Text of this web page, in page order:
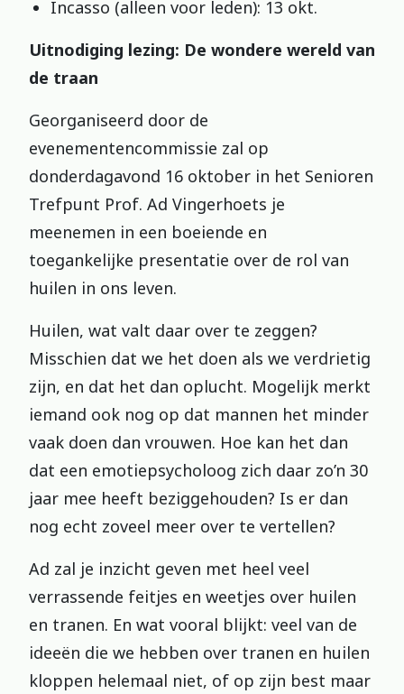
Incasso (alleen voor leden): 13 okt.
Uitnodiging lezing: De wondere wereld van
de traan
Georganiseerd door de
evenementencommissie zal op
donderdagavond 16 oktober in het Senioren
Trefpunt Prof. Ad Vingerhoets je
meenemen in een boeiende en
toegankelijke presentatie over de rol van
huilen in ons leven.
Huilen, wat valt daar over te zeggen?
Misschien dat we het doen als we verdrietig
zijn, en dat het dan oplucht. Mogelijk merkt
iemand ook nog op dat mannen het minder
vaak doen dan vrouwen. Hoe kan het dan
dat een emotiepsycholoog zich daar zo’n 30
jaar mee heeft beziggehouden? Is er dan
nog echt zoveel meer over te vertellen?
Ad zal je inzicht geven met heel veel
verrassende feitjes en weetjes over huilen
en tranen. En wat vooral blijkt: veel van de
ideeën die we hebben over tranen en huilen
kloppen helemaal niet, of op zijn best maar